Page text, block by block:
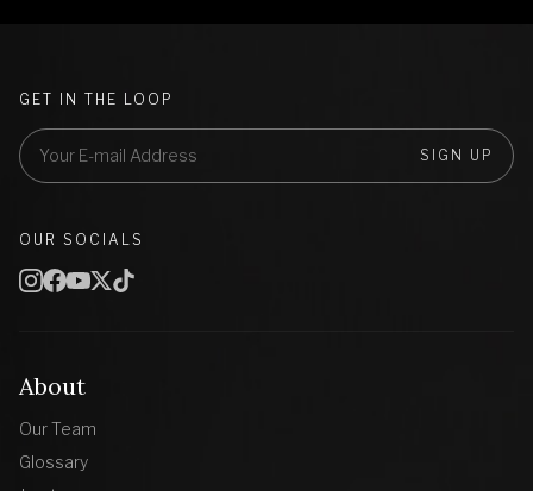
About
Our Team
Glossary
GET IN THE LOOP
SIGN UP
OUR SOCIALS